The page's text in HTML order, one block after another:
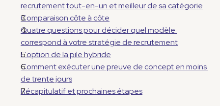
recrutement tout-en-un et meilleur de sa catégorie
Comparaison côte à côte
Quatre questions pour décider quel modèle
correspond à votre stratégie de recrutement
L'option de la pile hybride
Comment exécuter une preuve de concept en moins
de trente jours
Récapitulatif et prochaines étapes